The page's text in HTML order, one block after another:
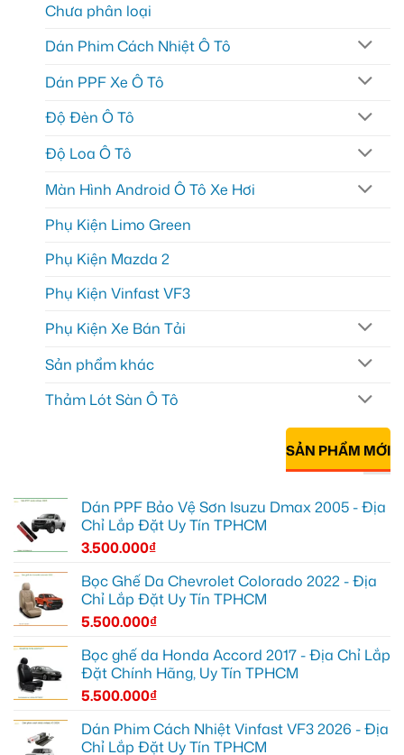
Chưa phân loại
Dán Phim Cách Nhiệt Ô Tô
Dán PPF Xe Ô Tô
Độ Đèn Ô Tô
Độ Loa Ô Tô
Màn Hình Android Ô Tô Xe Hơi
Phụ Kiện Limo Green
Phụ Kiện Mazda 2
Phụ Kiện Vinfast VF3
Phụ Kiện Xe Bán Tải
Sản phẩm khác
Thảm Lót Sàn Ô Tô
SẢN PHẨM MỚI
Dán PPF Bảo Vệ Sơn Isuzu Dmax 2005 - Địa
Chỉ Lắp Đặt Uy Tín TPHCM
3.500.000₫
Bọc Ghế Da Chevrolet Colorado 2022 - Địa
Chỉ Lắp Đặt Uy Tín TPHCM
5.500.000₫
Bọc ghế da Honda Accord 2017 - Địa Chỉ Lắp
Đặt Chính Hãng, Uy Tín TPHCM
5.500.000₫
Dán Phim Cách Nhiệt Vinfast VF3 2026 - Địa
Chỉ Lắp Đặt Uy Tín TPHCM